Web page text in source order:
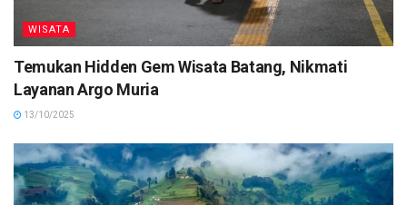
WISATA
Temukan Hidden Gem Wisata Batang, Nikmati
Layanan Argo Muria
13/10/2025